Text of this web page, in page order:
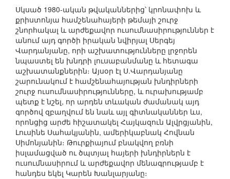
Սկսած 1980-ական թվականներից՝ կրոնափոխ և
քրիստոնյա համշենահայերի թեմայի շուրջ
շնորհակալ և արժեքավոր ուսումնասիրություններ է
անում այդ գործի իրական նվիրյալ Սերգեյ
Վարդանյանը, որի աշխատությունները լրջորեն
նպաստել են խնդրի լուսաբանմանը և հետագա
աշխատանքներին։ Այսօր էլ Ս.Վարդանյանը
շարունակում է համշենահայության խնդիրների
շուրջ ուսումնասիրությունները, և ուրախությամբ
պետք է նշել, որ արդեն տևական ժամանակ այդ
գործով զբաղվում են նաև այլ գիտնականներ ևս,
որոնցից արժե հիշատակել Հայկազուն Ալվրցյանին,
Լուսինե Սահակյանին, ամերիկաբնակ Հովնան
Սիմոնյանին։ Թուրքիայում բնակվող բռնի
իսլամացված ու ծպտյալ հայերի խնդիրներն է
ուսումնասիրում և արժեքավոր մենագրությամբ է
հանդես եկել Կարեն Խանլարյանը։